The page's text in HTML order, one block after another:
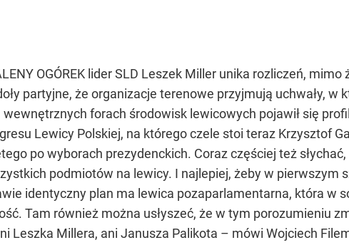
OGÓREK lider SLD Leszek Miller unika rozliczeń,
partyjne, że organizacje terenowe przyjmują uchwały,
forach środowisk lewicowych pojawił się
Lewicy Polskiej, na którego czele stoi teraz Krzysztof
po wyborach prezydenckich. Coraz częściej też
podmiotów na lewicy. I najlepiej, żeby w pierwszym
identyczny plan ma lewica pozaparlamentarna, która w
Tam również można usłyszeć, że w tym porozumieniu
Leszka Millera, ani Janusza Palikota – mówi Wojciech